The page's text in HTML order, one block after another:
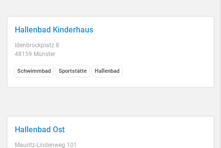
Hallenbad Kinderhaus
Idenbrockplatz 8
48159 Münster
Schwimmbad Sportstätte Hallenbad
Hallenbad Ost
Mauritz-Lindenweg 101